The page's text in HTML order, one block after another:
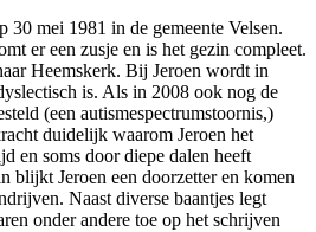
30 mei 1981 in de gemeente Velsen.
er een zusje en is het gezin compleet.
Heemskerk. Bij Jeroen wordt in
is. Als in 2008 ook nog de
(een autismespectrumstoornis,)
duidelijk waarom Jeroen het
en soms door diepe dalen heeft
blijkt Jeroen een doorzetter en komen
Naast diverse baantjes legt
onder andere toe op het schrijven